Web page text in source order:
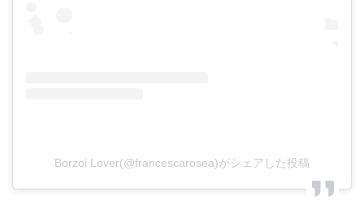
Borzoi Lover(@francescarosea)がシェアした投稿